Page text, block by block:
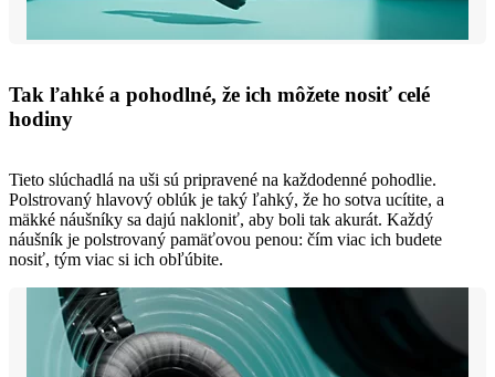
Tak ľahké a pohodlné, že ich môžete nosiť celé
hodiny
Tieto slúchadlá na uši sú pripravené na každodenné pohodlie.
Polstrovaný hlavový oblúk je taký ľahký, že ho sotva ucítite, a
mäkké náušníky sa dajú nakloniť, aby boli tak akurát. Každý
náušník je polstrovaný pamäťovou penou: čím viac ich budete
nosiť, tým viac si ich obľúbite.